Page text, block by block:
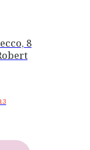
8